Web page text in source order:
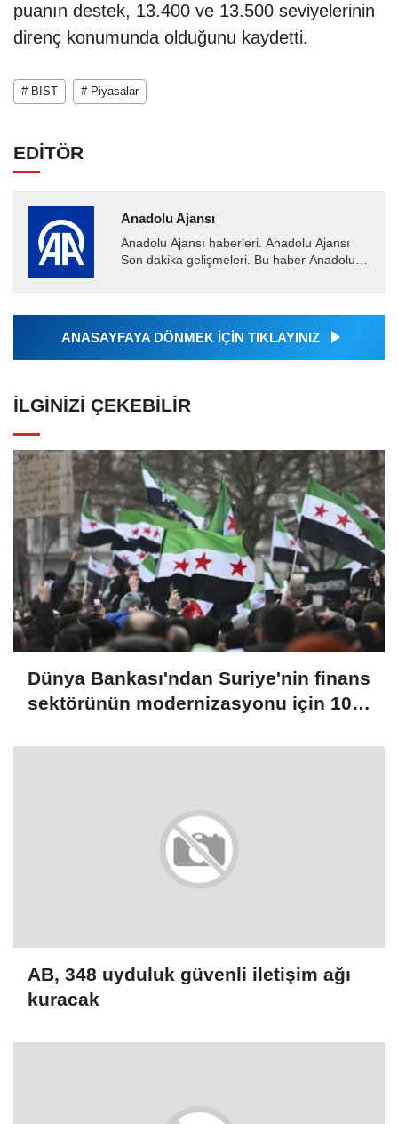
puanın destek, 13.400 ve 13.500 seviyelerinin
direnç konumunda olduğunu kaydetti.
# BIST # Piyasalar
EDİTÖR
Anadolu Ajansı
Anadolu Ajansı haberleri. Anadolu Ajansı
Son dakika gelişmeleri. Bu haber Anadolu
Ajansı tarafından...
ANASAYFAYA DÖNMEK İÇİN TIKLAYINIZ
İLGINIZI ÇEKEBILIR
Dünya Bankası'ndan Suriye'nin finans
sektörünün modernizasyonu için 100
AB, 348 uyduluk güvenli iletişim ağı
kuracak